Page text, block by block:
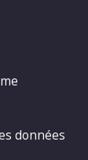
données